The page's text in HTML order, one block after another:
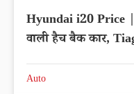
Hyundai i20 Price |
वाली हैच बैक कार,
Auto